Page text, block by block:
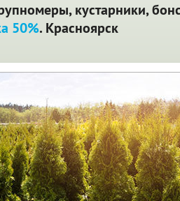
кустарники,
50%. Красноярск